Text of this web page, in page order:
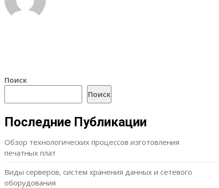
Поиск
Поиск
Последние Публикации
Обзор технологических процессов изготовления
печатных плат
Виды серверов, систем хранения данных и сетевого
оборудования